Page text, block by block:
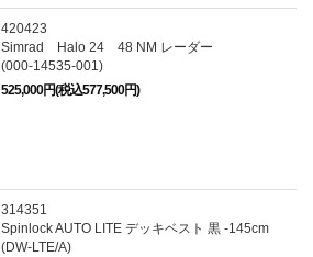
420423
Simrad Halo 24 48 NM レーダー
(000-14535-001)
525,000円(税込577,500円)
314351
Spinlock AUTO LITE デッキベスト 黒 -145cm
(DW-LTE/A)